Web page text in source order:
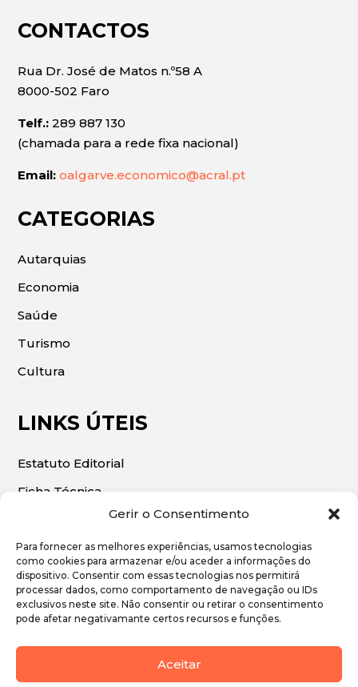
Gerir o Consentimento
Para fornecer as melhores experiências, usamos tecnologias
como cookies para armazenar e/ou aceder a informações do
dispositivo. Consentir com essas tecnologias nos permitirá
processar dados, como comportamento de navegação ou IDs
exclusivos neste site. Não consentir ou retirar o consentimento
pode afetar negativamante certos recursos e funções.
Aceitar
CONTACTOS
Rua Dr. José de Matos n.º58 A
8000-502 Faro
Telf.: 289 887 130
(chamada para a rede fixa nacional)
Email: oalgarve.economico@acral.pt
CATEGORIAS
Autarquias
Economia
Saúde
Turismo
Cultura
LINKS ÚTEIS
Estatuto Editorial
Ficha Técnica
© 2026 | O Algarve Económico. Todos os direitos
reservados.